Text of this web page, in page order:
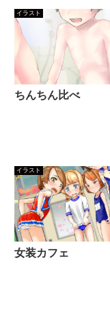
イラスト
ちんちん比べ
イラスト
女装カフェ